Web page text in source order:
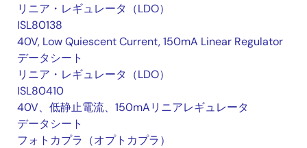
リニア・レギュレータ（LDO）
ISL80138
40V, Low Quiescent Current, 150mA Linear Regulator
データシート
リニア・レギュレータ（LDO）
ISL80410
40V、低静止電流、150mAリニアレギュレータ
データシート
フォトカプラ（オプトカプラ）